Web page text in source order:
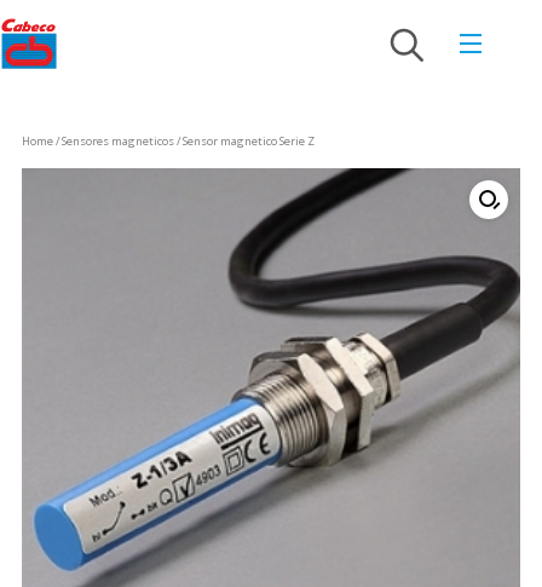
Home/Sensores magneticos/ Sensor magnetico Serie Z